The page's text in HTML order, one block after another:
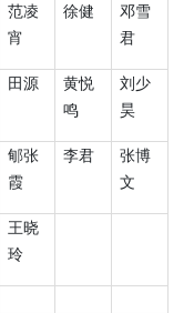
范凌
宵
徐健
邓雪
君
田源
黄悦
鸣
刘少
昊
郇张
霞
李君
张博
文
王晓
玲